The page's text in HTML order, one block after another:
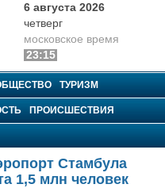
6 августа 2026
четверг
московское время
23:15
ТУРИЗМ
ПРОИСШЕСТВИЯ
Стамбула
1,5 млн человек